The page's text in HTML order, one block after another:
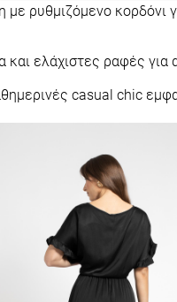
με ρυθμιζόμενο κορδόνι
και ελάχιστες ραφές
casual chic